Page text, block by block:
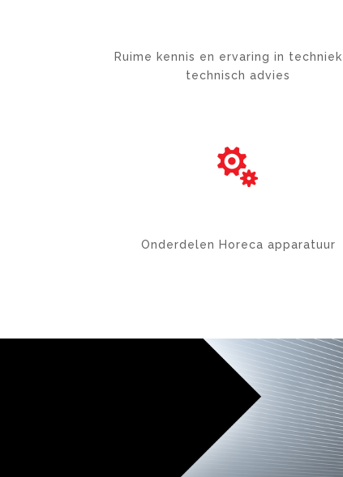
Ruime kennis en ervaring in
technisch advies

Onderdelen Horeca apparatuur